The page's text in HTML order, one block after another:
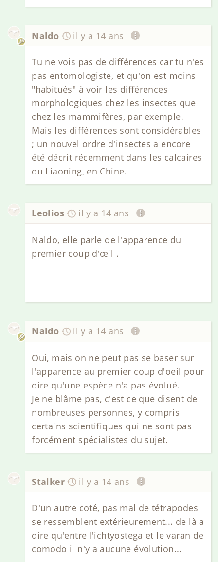
Naldo il y a 14 ans
Tu ne vois pas de différences car tu n'es
pas entomologiste, et qu'on est moins
"habitués" à voir les différences
morphologiques chez les insectes que
chez les mammifères, par exemple.
Mais les différences sont considérables
; un nouvel ordre d'insectes a encore
été décrit récemment dans les calcaires
du Liaoning, en Chine.
Leolios il y a 14 ans
Naldo, elle parle de l'apparence du
premier coup d'œil .
Naldo il y a 14 ans
Oui, mais on ne peut pas se baser sur
l'apparence au premier coup d'oeil pour
dire qu'une espèce n'a pas évolué.
Je ne blâme pas, c'est ce que disent de
nombreuses personnes, y compris
certains scientifiques qui ne sont pas
forcément spécialistes du sujet.
Stalker il y a 14 ans
D'un autre coté, pas mal de tétrapodes
se ressemblent extérieurement... de là a
dire qu'entre l'ichtyostega et le varan de
comodo il n'y a aucune évolution...